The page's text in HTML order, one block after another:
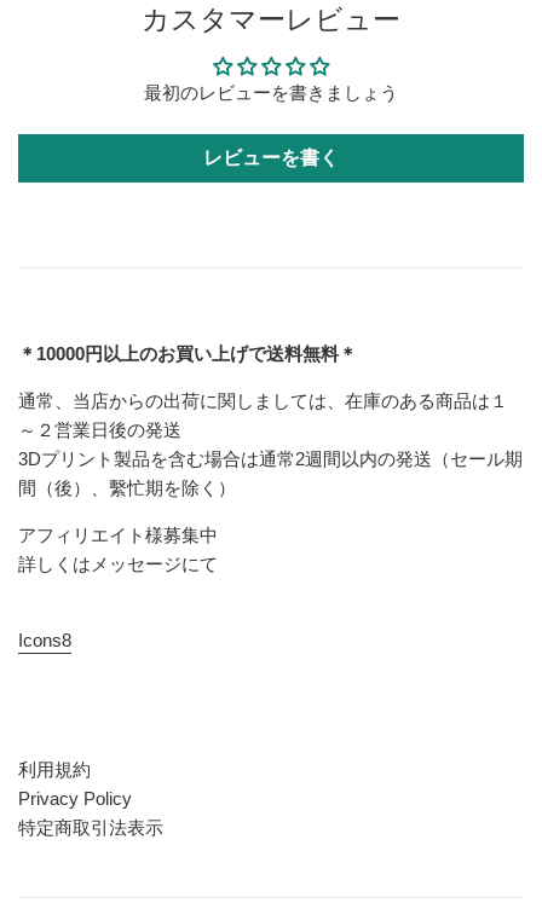
カスタマーレビュー
最初のレビューを書きましょう
レビューを書く
＊10000円以上のお買い上げで送料無料＊
通常、当店からの出荷に関しましては、在庫のある商品は１
～２営業日後の発送
3Dプリント製品を含む場合は通常2週間以内の発送（セール期
間（後）、繫忙期を除く）
アフィリエイト様募集中
詳しくはメッセージにて
Icons8
利用規約
Privacy Policy
特定商取引法表示